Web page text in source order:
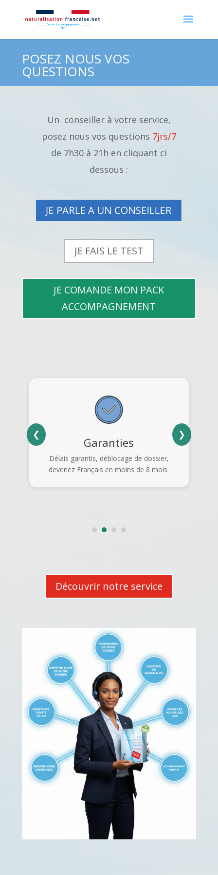
POSEZ NOUS VOS
QUESTIONS
Un conseiller à votre service,
posez nous vos questions 7jrs/7
de 7h30 à 21h en cliquant ci
dessous :
JE FAIS LE TEST
JE COMANDE MON PACK
ACCOMPAGNEMENT
❮
Garanties
Délais garantis, déblocage de dossier,
devenez Français en moins de 8 mois.
❯
Découvrir notre service